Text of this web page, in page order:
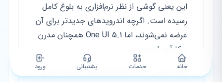
این یعنی گوشی از نظر نرم‌افزاری به بلوغ کامل
رسیده است. اگرچه اندرویدهای جدیدتر برای آن
عرضه نمی‌شوند، اما One UI 5.1 همچنان مدرن
و کارآمد است.
رابط کاربری One UI 5.1 امکانات شخصی‌سازی
خانه خدمات پشتیبانی ورود